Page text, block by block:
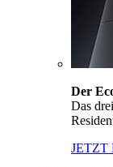
Der
Das
JETZT